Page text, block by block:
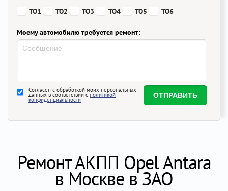
ТО1
ТО2 ТО3 ТО4 ТО5 ТО6
Моему автомобилю требуется ремонт:
Согласен с обработкой моих персональных
данных в соответствии с политикой
конфиденциальности
Ремонт АКПП Opel Antara
в Москве в ЗАО